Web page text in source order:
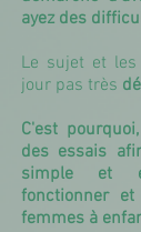
ayez des
Le sujet et
jour pas très
C'est
des essais
simple et
fonctionner
femmes à